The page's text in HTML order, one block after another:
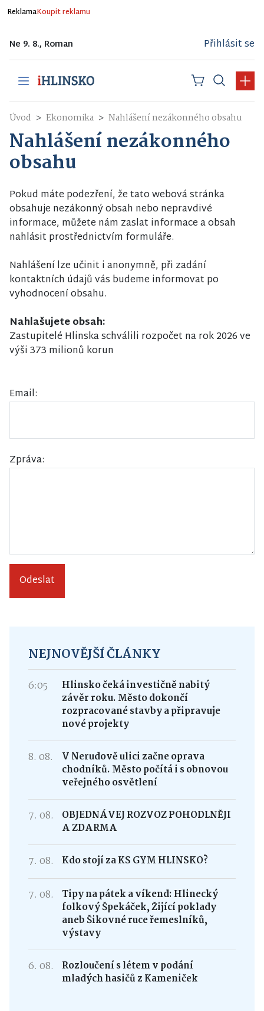
ReklamaKoupit reklamu
Ne 9. 8., Roman Přihlásit se
Úvod Ekonomika Nahlášení nezákonného obsahu
Nahlášení nezákonného
obsahu
Pokud máte podezření, že tato webová stránka
obsahuje nezákonný obsah nebo nepravdivé
informace, můžete nám zaslat informace a obsah
nahlásit prostřednictvím formuláře.
Nahlášení lze učinit i anonymně, při zadání
kontaktních údajů vás budeme informovat po
vyhodnocení obsahu.
Nahlašujete obsah:
Zastupitelé Hlinska schválili rozpočet na rok 2026 ve
výši 373 milionů korun
Email:
Zpráva:
Odeslat
NEJNOVĚJŠÍ ČLÁNKY
6:05
Hlinsko čeká investičně nabitý
závěr roku. Město dokončí
rozpracované stavby a připravuje
nové projekty
8. 08.
V Nerudově ulici začne oprava
chodníků. Město počítá i s obnovou
veřejného osvětlení
7. 08.
OBJEDNÁVEJ ROZVOZ POHODLNĚJI
A ZDARMA
7. 08. Kdo stojí za KS GYM HLINSKO?
7. 08.
Tipy na pátek a víkend: Hlinecký
folkový Špekáček, Žijící poklady
aneb Šikovné ruce řemeslníků,
výstavy
6. 08.
Rozloučení s létem v podání
mladých hasičů z Kameniček